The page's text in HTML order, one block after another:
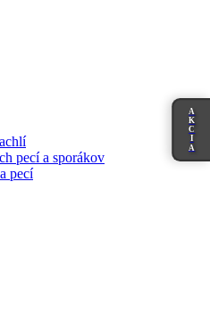
pecí a sporákov
pecí
A
K
C
I
A